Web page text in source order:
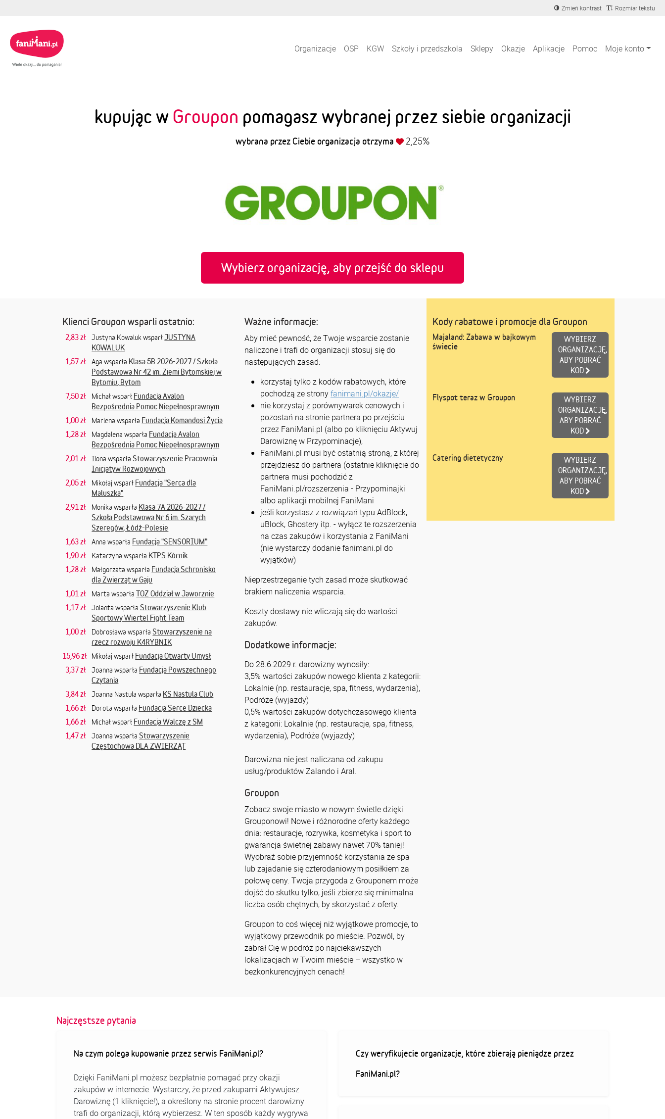
Zmień kontrast Rozmiar tekstu
Organizacje OSP KGW Szkoły i przedszkola Sklepy Okazje Aplikacje Pomoc Moje konto
kupując w Groupon pomagasz wybranej przez siebie organizacji
wybrana przez Ciebie organizacja otrzyma 2,25%
Wybierz organizację, aby przejść do sklepu
Klienci Groupon wsparli ostatnio:
2,83 zł Justyna Kowaluk wsparłJUSTYNA
KOWALUK
1,57 zł
Aga wsparła Klasa 5B 2026-2027 / Szkoła
Podstawowa Nr 42 im. Ziemi Bytomskiej w
Bytomiu, Bytom
7,50 zł
Michał wsparł Fundacja Avalon
Bezpośrednia Pomoc Niepełnosprawnym
1,00 zł
Marlena wsparła Fundacja Komandosi Życia
1,28 zł
Magdalena wsparła Fundacja Avalon
Bezpośrednia Pomoc Niepełnosprawnym
2,01 zł
Ilona wsparła Stowarzyszenie Pracownia
Inicjatyw Rozwojowych
2,05 zł
Mikołaj wsparł Fundacja "Serca dla
Maluszka"
2,91 zł
Monika wsparła Klasa 7A 2026-2027 /
Szkoła Podstawowa Nr 6 im. Szarych
Szeregów, Łódź-Polesie
1,63 zł
Anna wsparła Fundacja "SENSORIUM"
1,90 zł
Katarzyna wsparła KTPS Kórnik
1,28 zł
Małgorzata wsparła Fundacja Schronisko
dla Zwierząt w Gaju
1,01 zł
Marta wsparłaTOZ Oddział w Jaworznie
1,17 zł
Jolanta wsparła Stowarzyszenie Klub
Sportowy Wiertel Fight Team
1,00 zł
Dobrosława wsparła Stowarzyszenie na
rzecz rozwoju K4RYBNIK
15,96 zł
Mikołaj wsparł Fundacja Otwarty Umysł
3,37 zł
Joanna wsparła Fundacja Powszechnego
Czytania
3,84 zł
Joanna Nastula wsparła KS Nastula Club
1,66 zł
Dorota wsparła Fundacja Serce Dziecka
1,66 zł
Michał wsparł Fundacja Walczę z SM
1,47 zł
Joanna wsparła Stowarzyszenie
Częstochowa DLA ZWIERZĄT
Ważne informacje:
Aby mieć pewność, że Twoje wsparcie zostanie
naliczone i trafi do organizacji stosuj się do
następujących zasad:
korzystaj tylko z kodów rabatowych, które
pochodzą ze stronyfanimani.pl/okazje/
nie korzystaj z porównywarek cenowych i
pozostań na stronie partnera po przejściu
przez FaniMani.pl (albo po kliknięciu Aktywuj
Darowiznę w Przypominacje),
FaniMani.pl musi być ostatnią stroną, z której
przejdziesz do partnera (ostatnie kliknięcie do
partnera musi pochodzić z
FaniMani.pl/rozszerzenia - Przypominajki
albo aplikacji mobilnej FaniMani
jeśli korzystasz z rozwiązań typu AdBlock,
uBlock, Ghostery itp. - wyłącz te rozszerzenia
na czas zakupów i korzystania z FaniMani
(nie wystarczy dodanie fanimani.pl do
wyjątków)
Nieprzestrzeganie tych zasad może skutkować
brakiem naliczenia wsparcia.
Koszty dostawy nie wliczają się do wartości
zakupów.
Dodatkowe informacje:
Do 28.6.2029 r. darowizny wynosiły:
3,5% wartości zakupów nowego klienta z kategorii:
Lokalnie (np. restauracje, spa, fitness, wydarzenia),
Podróże (wyjazdy)
0,5% wartości zakupów dotychczasowego klienta
z kategorii: Lokalnie (np. restauracje, spa, fitness,
wydarzenia), Podróże (wyjazdy)
Darowizna nie jest naliczana od zakupu
usług/produktów Zalando i Aral.
Groupon
Zobacz swoje miasto w nowym świetle dzięki
Grouponowi! Nowe i różnorodne oferty każdego
dnia: restauracje, rozrywka, kosmetyka i sport to
gwarancja świetnej zabawy nawet 70% taniej!
Wyobraź sobie przyjemność korzystania ze spa
lub zajadanie się czterodaniowym posiłkiem za
połowę ceny. Twoja przygoda z Grouponem może
dojść do skutku tylko, jeśli zbierze się minimalna
liczba osób chętnych, by skorzystać z oferty.
Groupon to coś więcej niż wyjątkowe promocje, to
wyjątkowy przewodnik po mieście. Pozwól, by
zabrał Cię w podróż po najciekawszych
lokalizacjach w Twoim mieście – wszystko w
bezkonkurencyjnych cenach!
Kody rabatowe i promocje dla Groupon
Majaland: Zabawa w bajkowym
świecie
WYBIERZ
ORGANIZACJĘ,
ABY POBRAĆ
KOD
Flyspot teraz w Groupon
WYBIERZ
ORGANIZACJĘ,
ABY POBRAĆ
KOD
Catering dietetyczny
WYBIERZ
ORGANIZACJĘ,
ABY POBRAĆ
KOD
Najczęstsze pytania
Na czym polega kupowanie przez serwis FaniMani.pl?
Dzięki FaniMani.pl możesz bezpłatnie pomagać przy okazji
zakupów w internecie. Wystarczy, że przed zakupami Aktywujesz
Darowiznę (1 kliknięcie!), a określony na stronie procent darowizny
trafi do organizacji, którą wybierzesz. W ten sposób każdy wygrywa
Czy weryfikujecie organizacje, które zbierają pieniądze przez
FaniMani.pl?